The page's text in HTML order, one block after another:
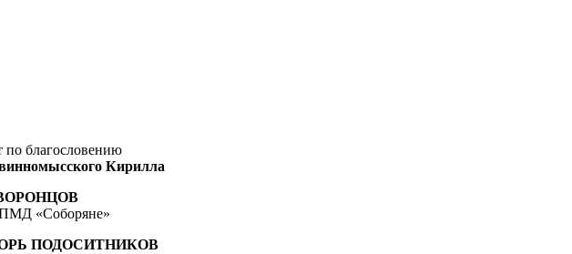
благословению
Кирилла
«Соборяне»
ПОДОСИТНИКОВ